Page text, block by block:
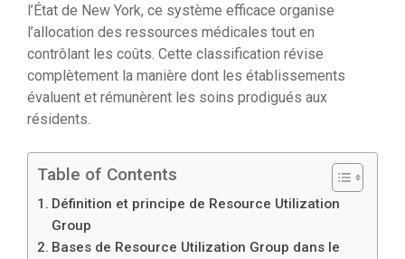
l’État de New York, ce système efficace organise
l’allocation des ressources médicales tout en
contrôlant les coûts. Cette classification révise
complètement la manière dont les établissements
évaluent et rémunèrent les soins prodigués aux
résidents.
Table of Contents
Définition et principe de Resource Utilization
Group
Bases de Resource Utilization Group dans le